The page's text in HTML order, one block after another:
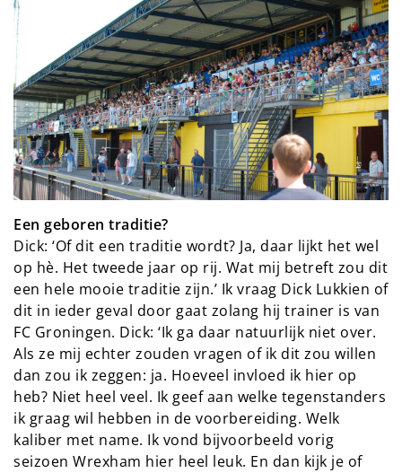
Een geboren traditie?
Dick: ‘Of dit een traditie wordt? Ja, daar lijkt het wel
op hè. Het tweede jaar op rij. Wat mij betreft zou dit
een hele mooie traditie zijn.’ Ik vraag Dick Lukkien of
dit in ieder geval door gaat zolang hij trainer is van
FC Groningen. Dick: ‘Ik ga daar natuurlijk niet over.
Als ze mij echter zouden vragen of ik dit zou willen
dan zou ik zeggen: ja. Hoeveel invloed ik hier op
heb? Niet heel veel. Ik geef aan welke tegenstanders
ik graag wil hebben in de voorbereiding. Welk
kaliber met name. Ik vond bijvoorbeeld vorig
seizoen Wrexham hier heel leuk. En dan kijk je of